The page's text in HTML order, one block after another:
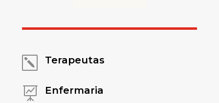
k Terapeutas
 Enfermaria